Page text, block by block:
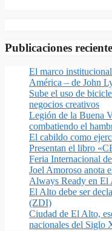
Publicaciones
El marco
América – de John
Sube el uso de
negocios creativos
Legión de la Buena
combatiendo el
El cabildo como
Presentan el libro
Feria Internacional
Joel Amoroso anota
Always Ready en El
El Alto debe ser
(ZDI)
Ciudad de El Alto,
nacionales del Siglo